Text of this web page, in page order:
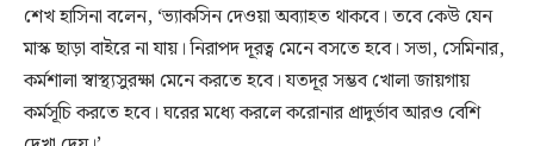
শেখ হাসিনা বলেন, ‘ভ্যাকসিন দেওয়া অব্যাহত থাকবে। তবে কেউ যেন
মাস্ক ছাড়া বাইরে না যায়। নিরাপদ দূরত্ব মেনে বসতে হবে। সভা, সেমিনার,
কর্মশালা স্বাস্থ্যসুরক্ষা মেনে করতে হবে। যতদূর সম্ভব খোলা জায়গায়
কর্মসূচি করতে হবে। ঘরের মধ্যে করলে করোনার প্রাদুর্ভাব আরও বেশি